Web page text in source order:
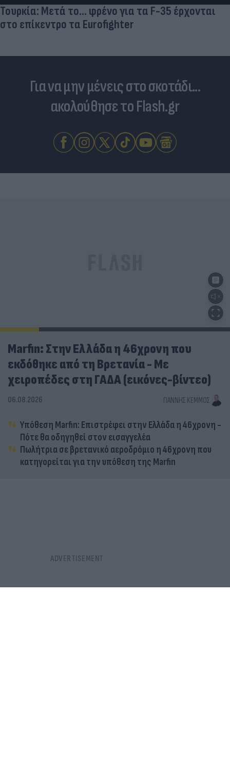
Τουρκία: Μετά το... φρένο για τα F-35 έρχονται
στο επίκεντρο τα Eurofighter
Για να μην μένεις στο σκοτάδι...
ακολούθησε το Flash.gr
Marfin: Στην Ελλάδα η 46χρονη που
εκδόθηκε από τη Βρετανία - Με
χειροπέδες στη ΓΑΔΑ (εικόνες-βίντεο)
06.08.2026 ΓΙΆΝΝΗΣ ΚΈΜΜΟΣ
Υπόθεση Marfin: Επιστρέφει στην Ελλάδα η 46χρονη -
Πότε θα οδηγηθεί στον εισαγγελέα
Πωλήτρια σε βρετανικό αεροδρόμιο η 46χρονη που
κατηγορείται για την υπόθεση της Marfin